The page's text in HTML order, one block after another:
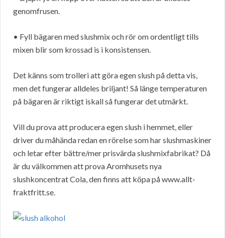
genomfrusen.
• Fyll bägaren med slushmix och rör om ordentligt tills
mixen blir som krossad is i konsistensen.
Det känns som trolleri att göra egen slush på detta vis,
men det fungerar alldeles briljant! Så länge temperaturen
på bägaren är riktigt iskall så fungerar det utmärkt.
Vill du prova att producera egen slush i hemmet, eller
driver du måhända redan en rörelse som har slushmaskiner
och letar efter bättre/mer prisvärda slushmixfabrikat? Då
är du välkommen att prova Aromhusets nya
slushkoncentrat Cola, den finns att köpa på www.allt-
fraktfritt.se.